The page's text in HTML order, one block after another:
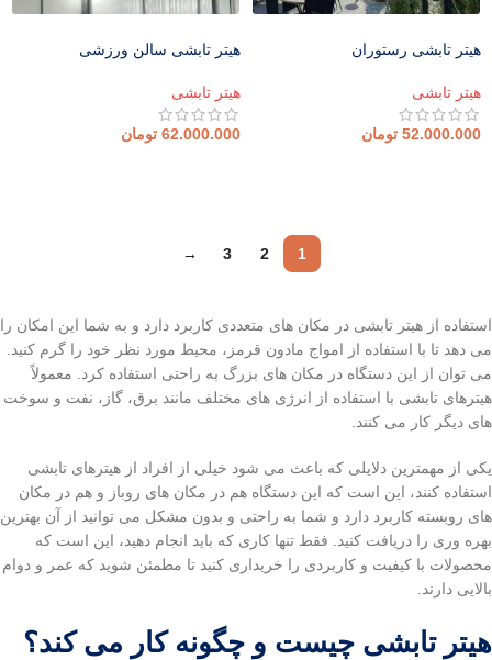
هیتر تابشی رستوران
هیتر تابشی
52.000.000 تومان
هیتر تابشی سالن ورزشی
هیتر تابشی
62.000.000 تومان
1
2
3
→
استفاده از هیتر تابشی در مکان های متعددی کاربرد دارد و به شما این امکان را
می دهد تا با استفاده از امواج مادون قرمز، محیط مورد نظر خود را گرم کنید.
می توان از این دستگاه در مکان های بزرگ به راحتی استفاده کرد. معمولاً
هیترهای تابشی با استفاده از انرژی های مختلف مانند برق، گاز، نفت و سوخت
های دیگر کار می کنند.
یکی از مهمترین دلایلی که باعث می شود خیلی از افراد از هیترهای تابشی
استفاده کنند، این است که این دستگاه هم در مکان های روباز و هم در مکان
های روبسته کاربرد دارد و شما به راحتی و بدون مشکل می توانید از آن بهترین
بهره وری را دریافت کنید. فقط تنها کاری که باید انجام دهید، این است که
محصولات با کیفیت و کاربردی را خریداری کنید تا مطمئن شوید که عمر و دوام
بالایی دارند.
هیتر تابشی چیست و چگونه کار می کند؟